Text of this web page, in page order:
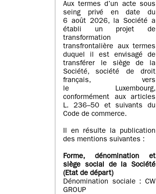
Aux termes d’un acte sous
seing privé en date du
6 août 2026, la Société a
établi un projet de
transformation
transfrontalière aux termes
duquel il est envisagé de
transférer le siège de la
Société, société de droit
français, vers
le Luxembourg,
conformément aux articles
L. 236–50 et suivants du
Code de commerce.
Il en résulte la publication
des mentions suivantes :
Forme, dénomination et
siège social de la Société
(Etatde départ)
Dénomination sociale : CW
GROUP